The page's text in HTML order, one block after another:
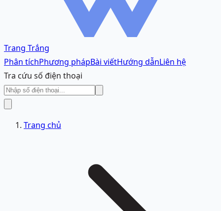
Trang Trắng
Phân tíchPhương phápBài viếtHướng dẫnLiên hệ
Tra cứu số điện thoại
Trang chủ